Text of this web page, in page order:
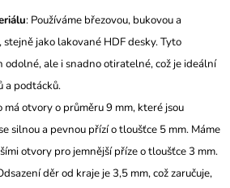
: Používáme březovou, bukovou a
jako lakované HDF desky. Tyto
odolné, ale i snadno otiratelné, což je ideální
a podtácků.
má otvory o průměru 9 mm, které jsou
silnou a pevnou přízí o tloušťce 5 mm. Máme
otvory pro jemnější příze o tloušťce 3 mm.
děr od kraje je 3,5 mm, což zaručuje,